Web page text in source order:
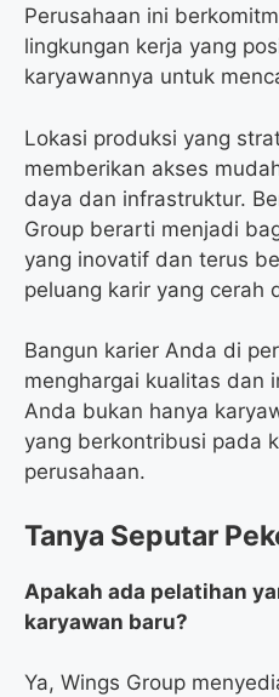
Perusahaan ini
lingkungan kerja yang
karyawannya untuk
Lokasi produksi yang
memberikan akses
daya dan infrastruktur.
Group berarti menjadi
yang inovatif dan terus
peluang karir yang cerah
Bangun karier Anda di
menghargai kualitas dan
Anda bukan hanya
yang berkontribusi pada
perusahaan.
Tanya Seputar
Apakah ada pelatihan
karyawan baru?
Ya, Wings Group